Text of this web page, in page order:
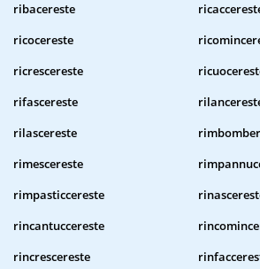
ribacereste
ricocereste
ricrescereste
rifascereste
rilascereste
rimescereste
rimpasticcereste
rincantuccereste
rincrescereste